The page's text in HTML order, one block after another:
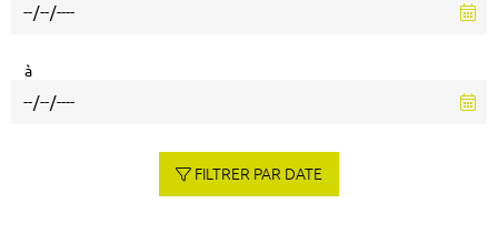
à
FILTRER PAR DATE